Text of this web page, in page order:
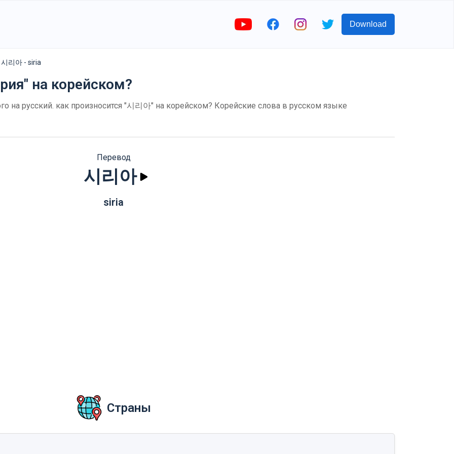
Download
시리아 - siria
на корейском?
на русский. как произносится "시리아" на корейском? Корейские слова в русском языке
Перевод
시리아
siria
Страны